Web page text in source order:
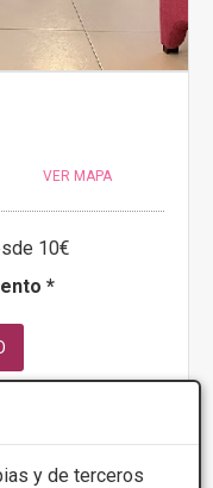
y de terceros
VER MAPA
10€
*